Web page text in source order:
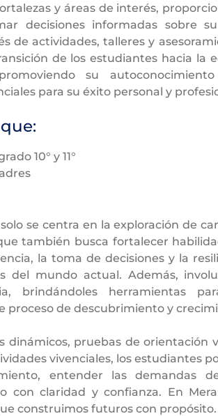
y áreas de interés,
decisiones informadas sobre
de actividades, talleres y
de los estudiantes hacia la
su
para su éxito personal y
10° y 11°
se centra en la exploración de
también busca fortalecer
la toma de decisiones y la
del mundo actual. Además,
brindándoles herramientas
proceso de descubrimiento y
dinámicos, pruebas de orientación
vivenciales, los estudiantes
entender las demandas
con claridad y confianza. En
construimos futuros con propósito.